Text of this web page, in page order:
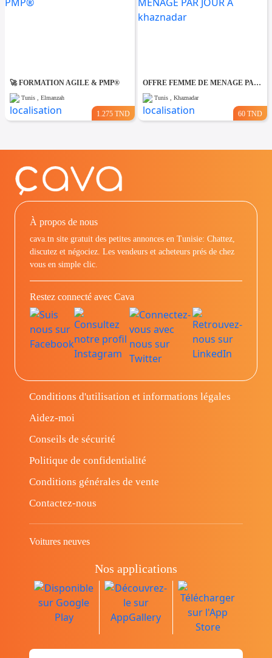
🚀 FORMATION AGILE & PMP®
Tunis , Elmanzah
1.275 TND
OFFRE FEMME DE MENAGE PAR JOUR A khaznadar
Tunis , Khaznadar
60 TND
À propos de nous
cava.tn site gratuit des petites annonces en Tunisie: Chattez,
discutez et négociez. Les vendeurs et acheteurs prés de chez
vous en simple clic.
Restez connecté avec Cava
Conditions d'utilisation et informations légales
Aidez-moi
Conseils de sécurité
Politique de confidentialité
Conditions générales de vente
Contactez-nous
Voitures neuves
Nos applications